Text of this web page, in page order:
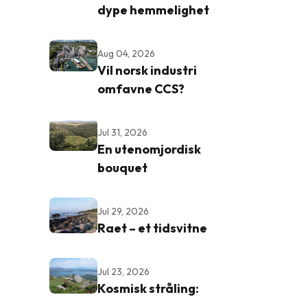
dype hemmelighet
Aug 04, 2026
Vil norsk industri
omfavne CCS?
Jul 31, 2026
En utenomjordisk
bouquet
Jul 29, 2026
Raet – et tidsvitne
Jul 23, 2026
Kosmisk stråling: